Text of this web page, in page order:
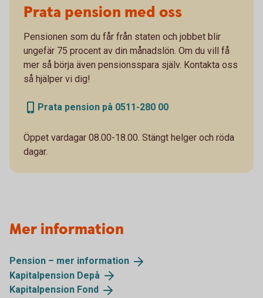
Prata pension med oss
Pensionen som du får från staten och jobbet blir
ungefär 75 procent av din månadslön. Om du vill få
mer så börja även pensionsspara själv. Kontakta oss
så hjälper vi dig!
Prata pension på 0511-280 00
Öppet vardagar 08.00-18.00. Stängt helger och röda
dagar.
Mer information
Pension – mer information
Kapitalpension Depå
Kapitalpension Fond